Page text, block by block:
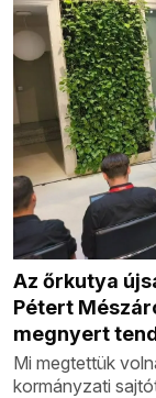
Az őrkutya
Pétert
megnyert
Mi megtettük
kormányzati